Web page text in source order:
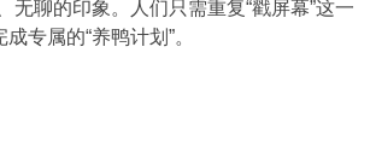
无聊的印象。人们只需重复“戳屏幕”这一
专属的“养鸭计划”。